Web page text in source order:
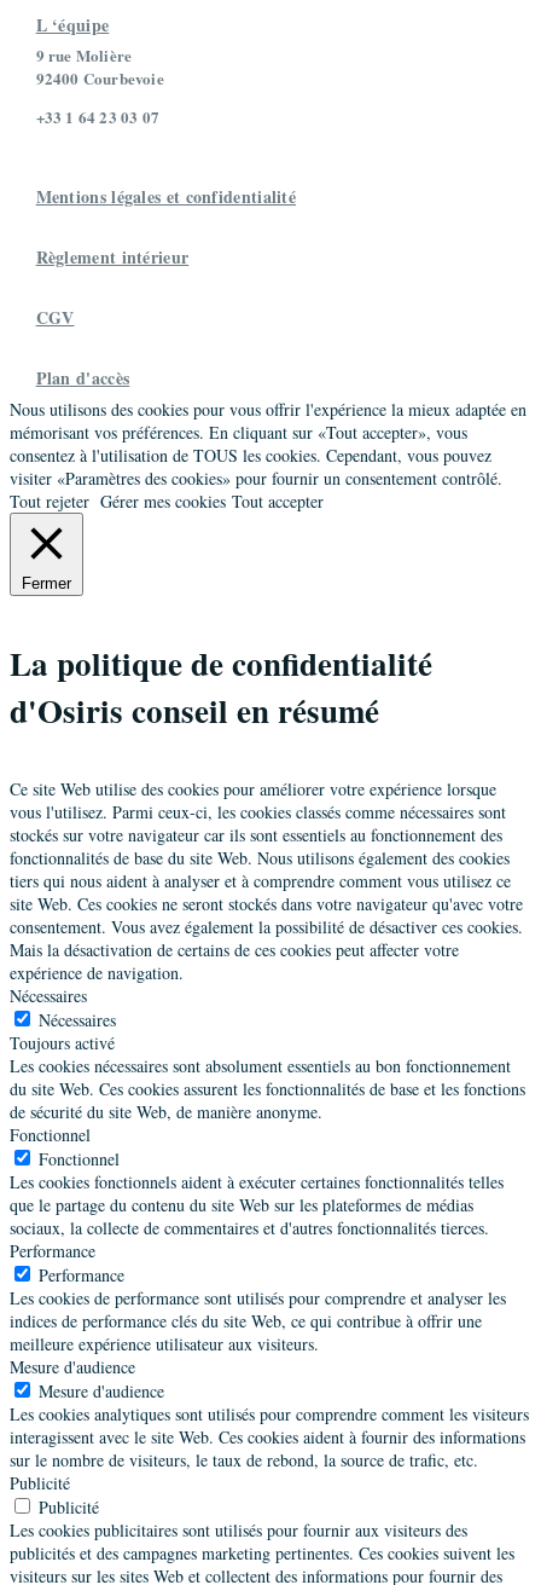
Image Conseil
30 rue des Châteaux,Wasquehal,France
vdevianne@brehat-accompagnement.com
Praticien
Promo 8
40 chemin Ferro-Lebres,Toulouse,France
06 09 56 78 89
dubourg.francis@wanadoo.fr
06 84 80 88 58
gagnage@arthur-hunt.com
Société
Javault Anne-Marie
Autre
Promo 8
6 rue de la Marne,Champigny sur Marne,France
06 81 60 51 17
amjavault@wanadoo.fr
Société
AMJ Conseil
Autre
Promo 8
33 rue de Béclines,Mont Saint Guibert,Belgique
Société
Oléandre
Autre
Promo 8
62 Rue Dulong,Paris,France
Scepovic Jard Nadine
24 rue de l'Abbé Grégoire,Paris,France
06 75 24 32 04
nadine.scepovic@wanadoo.fr
L ‘équipe
9 rue Molière
92400 Courbevoie
+33 1 64 23 03 07
Mentions légales et confidentialité
Règlement intérieur
CGV
Plan d'accès
Nous utilisons des cookies pour vous offrir l'expérience la mieux adaptée en
mémorisant vos préférences. En cliquant sur «Tout accepter», vous
consentez à l'utilisation de TOUS les cookies. Cependant, vous pouvez
visiter «Paramètres des cookies» pour fournir un consentement contrôlé.
Tout rejeter Gérer mes cookies Tout accepter
Fermer
La politique de confidentialité
d'Osiris conseil en résumé
Ce site Web utilise des cookies pour améliorer votre expérience lorsque
vous l'utilisez. Parmi ceux-ci, les cookies classés comme nécessaires sont
stockés sur votre navigateur car ils sont essentiels au fonctionnement des
fonctionnalités de base du site Web. Nous utilisons également des cookies
tiers qui nous aident à analyser et à comprendre comment vous utilisez ce
site Web. Ces cookies ne seront stockés dans votre navigateur qu'avec votre
consentement. Vous avez également la possibilité de désactiver ces cookies.
Mais la désactivation de certains de ces cookies peut affecter votre
expérience de navigation.
Nécessaires
Nécessaires
Toujours activé
Les cookies nécessaires sont absolument essentiels au bon fonctionnement
du site Web. Ces cookies assurent les fonctionnalités de base et les fonctions
de sécurité du site Web, de manière anonyme.
Fonctionnel
Fonctionnel
Les cookies fonctionnels aident à exécuter certaines fonctionnalités telles
que le partage du contenu du site Web sur les plateformes de médias
sociaux, la collecte de commentaires et d'autres fonctionnalités tierces.
Performance
Performance
Les cookies de performance sont utilisés pour comprendre et analyser les
indices de performance clés du site Web, ce qui contribue à offrir une
meilleure expérience utilisateur aux visiteurs.
Mesure d'audience
Mesure d'audience
Les cookies analytiques sont utilisés pour comprendre comment les visiteurs
interagissent avec le site Web. Ces cookies aident à fournir des informations
sur le nombre de visiteurs, le taux de rebond, la source de trafic, etc.
Publicité
Publicité
Les cookies publicitaires sont utilisés pour fournir aux visiteurs des
publicités et des campagnes marketing pertinentes. Ces cookies suivent les
visiteurs sur les sites Web et collectent des informations pour fournir des